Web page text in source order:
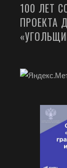
100 ЛЕТ
ПРОЕКТА